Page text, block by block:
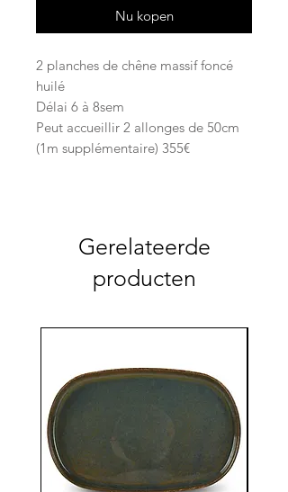
Nu kopen
2 planches de chêne massif foncé
huilé
Délai 6 à 8sem
Peut accueillir 2 allonges de 50cm
(1m supplémentaire) 355€
Gerelateerde
producten